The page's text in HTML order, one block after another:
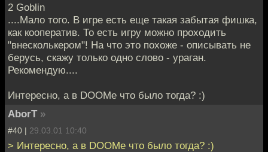
2 Goblin
....Мало того. В игре есть еще такая забытая фишка,
как кооператив. То есть игру можно проходить
"внесколькером"! На что это похоже - описывать не
берусь, скажу только одно слово - ураган.
Рекомендую....
Интересно, а в DOOMе что было тогда? :)
AborT »
#40 | 29.03.01 10:40
> Интересно, а в DOOMе что было тогда? :)